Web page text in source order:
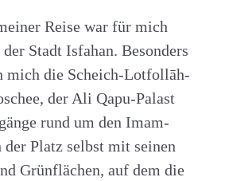
Reise war für mich
Stadt Isfahan. Besonders
mich die Scheich-Lotfollāh-
der Ali Qapu-Palast
rund um den Imam-
der Platz selbst mit seinen
Grünflächen, auf dem die